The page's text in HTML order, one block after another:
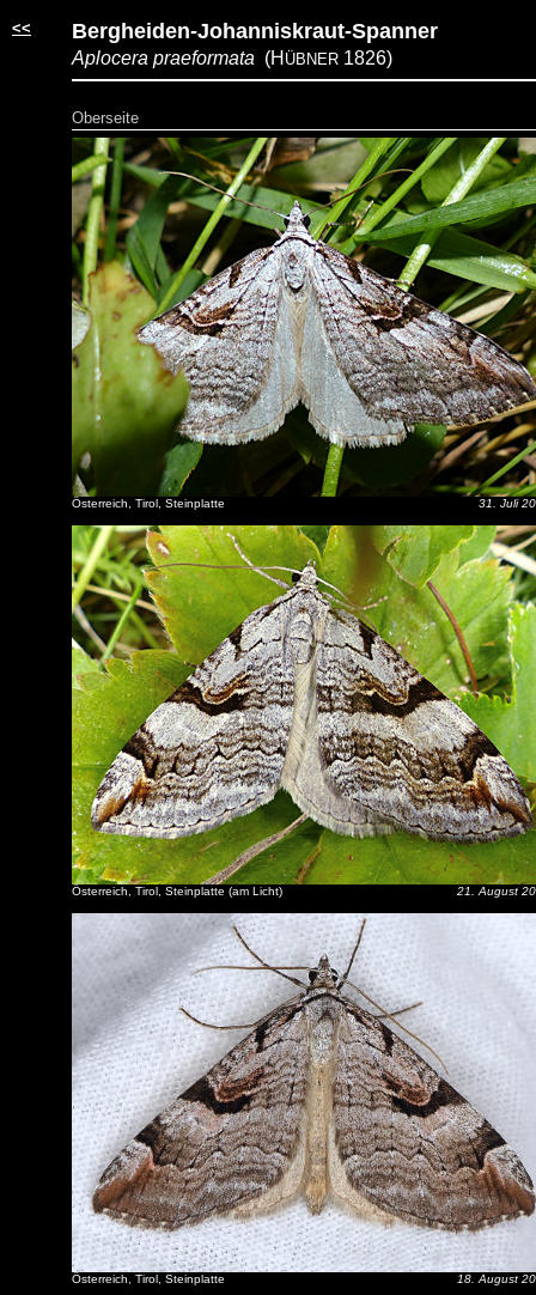
<< Bergheiden-Johanniskraut-Spanner
Aplocera praeformata (H ÜBNER 1826)
Oberseite
Österreich, Tirol, Steinplatte 31. Juli
Österreich, Tirol, Steinplatte (am Licht) 21. August
Österreich, Tirol, Steinplatte 18. August